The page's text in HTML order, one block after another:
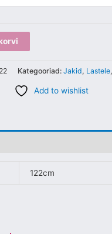
Kategooriad: Jakid, Lastele,
Add to wishlist
122cm